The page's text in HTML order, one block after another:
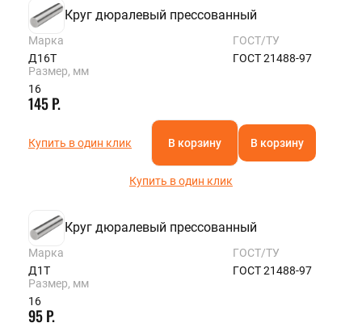
Круг дюралевый прессованный
Марка
Д16Т
ГОСТ/ТУ
ГОСТ 21488-97
Размер, мм
16
145 Р.
Купить в один клик В корзину В корзину
Купить в один клик
Круг дюралевый прессованный
Марка
Д1Т
ГОСТ/ТУ
ГОСТ 21488-97
Размер, мм
16
95 Р.